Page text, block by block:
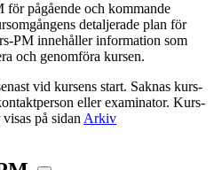
för pågående och kommande
detaljerade plan för
PM innehåller information som
och genomföra kursen.
vid kursens start. Saknas kurs-
eller examinator. Kurs-
på sidan Arkiv